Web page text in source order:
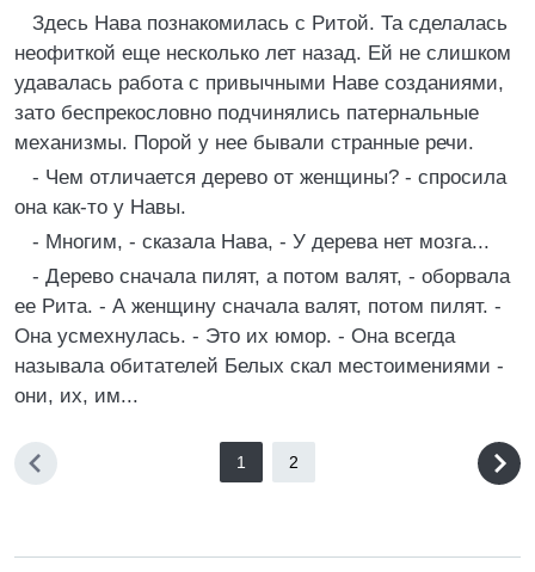
Здесь Нава познакомилась с Ритой. Та сделалась
неофиткой еще несколько лет назад. Ей не слишком
удавалась работа с привычными Наве созданиями,
зато беспрекословно подчинялись патернальные
механизмы. Порой у нее бывали странные речи.
- Чем отличается дерево от женщины? - спросила
она как-то у Навы.
- Многим, - сказала Нава, - У дерева нет мозга...
- Дерево сначала пилят, а потом валят, - оборвала
ее Рита. - А женщину сначала валят, потом пилят. -
Она усмехнулась. - Это их юмор. - Она всегда
называла обитателей Белых скал местоимениями -
они, их, им...
1 2